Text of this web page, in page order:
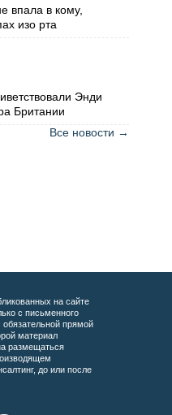
впала в кому,
изо рта
Энди
Британии
Все новости →
на сайте
с письменного
прямой
материал
размещаться
до или после